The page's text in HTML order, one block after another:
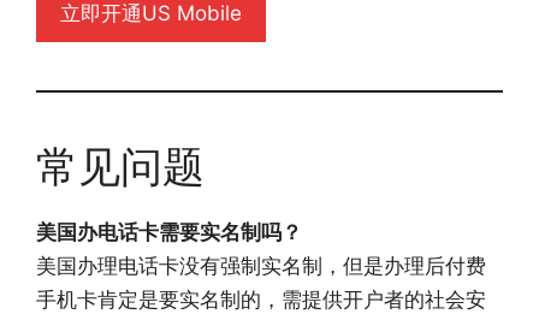
立即开通US Mobile
常见问题
美国办电话卡需要实名制吗？
美国办理电话卡没有强制实名制，但是办理后付费
手机卡肯定是要实名制的，需提供开户者的社会安